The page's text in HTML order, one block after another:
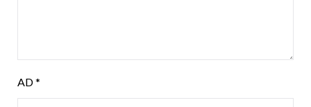
AD*